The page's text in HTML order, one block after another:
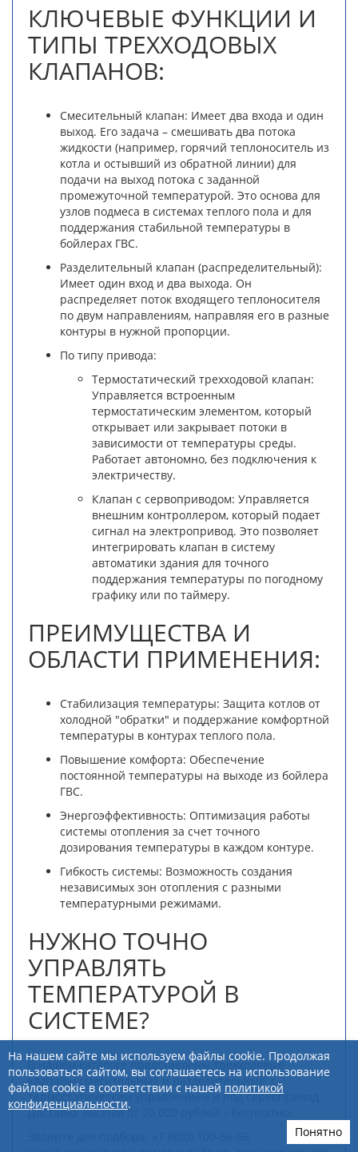
КЛЮЧЕВЫЕ ФУНКЦИИ И
ТИПЫ ТРЕХХОДОВЫХ
КЛАПАНОВ:
Смесительный клапан: Имеет два входа и один
выход. Его задача – смешивать два потока
жидкости (например, горячий теплоноситель из
котла и остывший из обратной линии) для
подачи на выход потока с заданной
промежуточной температурой. Это основа для
узлов подмеса в системах теплого пола и для
поддержания стабильной температуры в
бойлерах ГВС.
Разделительный клапан (распределительный):
Имеет один вход и два выхода. Он
распределяет поток входящего теплоносителя
по двум направлениям, направляя его в разные
контуры в нужной пропорции.
По типу привода:
Термостатический трехходовой клапан:
Управляется встроенным
термостатическим элементом, который
открывает или закрывает потоки в
зависимости от температуры среды.
Работает автономно, без подключения к
электричеству.
Клапан с сервоприводом: Управляется
внешним контроллером, который подает
сигнал на электропривод. Это позволяет
интегрировать клапан в систему
автоматики здания для точного
поддержания температуры по погодному
графику или по таймеру.
ПРЕИМУЩЕСТВА И
ОБЛАСТИ ПРИМЕНЕНИЯ:
Стабилизация температуры: Защита котлов от
холодной "обратки" и поддержание комфортной
температуры в контурах теплого пола.
Повышение комфорта: Обеспечение
постоянной температуры на выходе из бойлера
ГВС.
Энергоэффективность: Оптимизация работы
системы отопления за счет точного
дозирования температуры в каждом контуре.
Гибкость системы: Возможность создания
независимых зон отопления с разными
температурными режимами.
НУЖНО ТОЧНО
УПРАВЛЯТЬ
ТЕМПЕРАТУРОЙ В
СИСТЕМЕ?
В нашем каталоге представлены трехходовые
клапаны смесительные и разделительные, с
термостатическим управлением и под сервопривод.
Доставка заказов от 20 000 рублей – бесплатно.
На нашем сайте мы используем файлы cookie. Продолжая
пользоваться сайтом, вы соглашаетесь на использование
файлов cookie в соответствии с нашей политикой
конфиденциальности.
Понятно